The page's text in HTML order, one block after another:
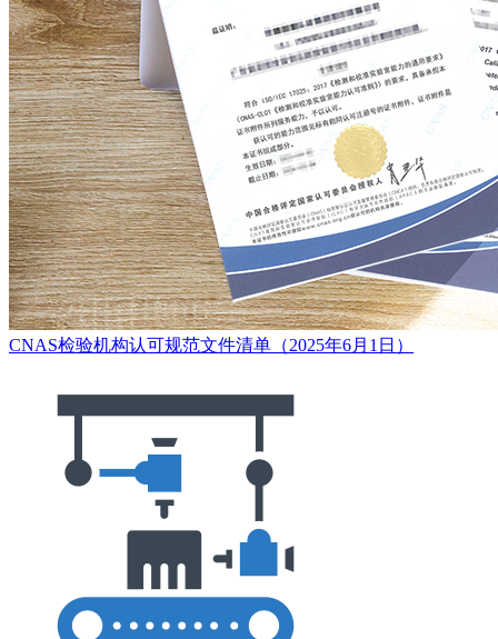
CNAS检验机构认可规范文件清单（2025年6月1日）